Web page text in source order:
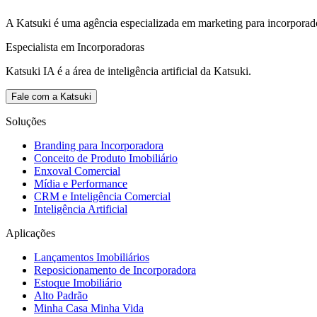
A Katsuki é uma agência especializada em marketing para
Especialista em Incorporadoras
Katsuki IA é a área de inteligência artificial da Katsuki.
Fale com a Katsuki
Soluções
Branding para Incorporadora
Conceito de Produto Imobiliário
Enxoval Comercial
Mídia e Performance
CRM e Inteligência Comercial
Inteligência Artificial
Aplicações
Lançamentos Imobiliários
Reposicionamento de Incorporadora
Estoque Imobiliário
Alto Padrão
Minha Casa Minha Vida